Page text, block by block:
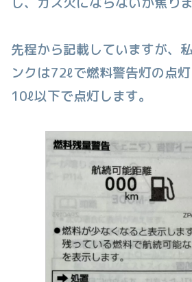
先程から記載していますが、
ンクは72ℓで燃料警告灯の点
10ℓ以下で点灯します。